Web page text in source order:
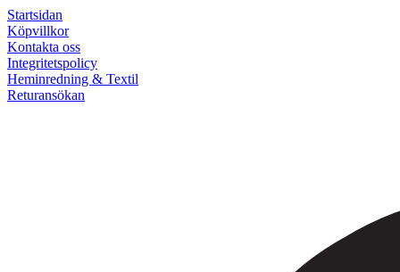
Startsidan
Köpvillkor
Kontakta oss
Integritetspolicy
Heminredning & Textil
Returansökan